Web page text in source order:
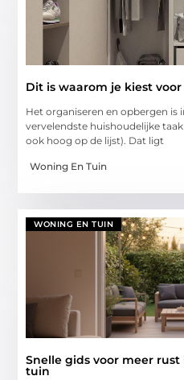
Dit is waarom je kiest
Het organiseren en opbergen is
vervelendste huishoudelijke
ook hoog op de lijst). Dat ligt
Woning En Tuin
WONING EN TUIN
Snelle gids voor meer
tuin